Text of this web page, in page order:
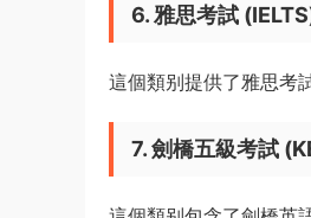
6. 雅思考試
這個類别提供了雅思考
7. 劍橋五級考試